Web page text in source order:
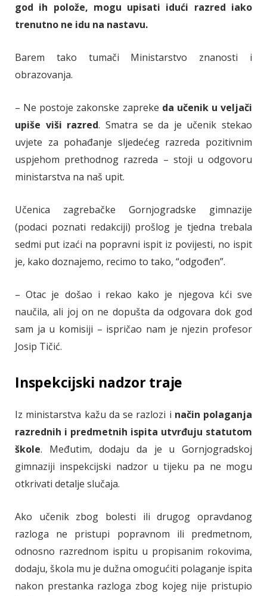
god ih polože, mogu upisati idući razred iako
trenutno ne idu na nastavu.
Barem tako tumači Ministarstvo znanosti i
obrazovanja.
– Ne postoje zakonske zapreke da učenik u veljači
upiše viši razred. Smatra se da je učenik stekao
uvjete za pohađanje sljedećeg razreda pozitivnim
uspjehom prethodnog razreda – stoji u odgovoru
ministarstva na naš upit.
Učenica zagrebačke Gornjogradske gimnazije
(podaci poznati redakciji) prošlog je tjedna trebala
sedmi put izaći na popravni ispit iz povijesti, no ispit
je, kako doznajemo, recimo to tako, “odgođen”.
– Otac je došao i rekao kako je njegova kći sve
naučila, ali joj on ne dopušta da odgovara dok god
sam ja u komisiji – ispričao nam je njezin profesor
Josip Tičić.
Inspekcijski nadzor traje
Iz ministarstva kažu da se razlozi i način polaganja
razrednih i predmetnih ispita utvrđuju statutom
škole. Međutim, dodaju da je u Gornjogradskoj
gimnaziji inspekcijski nadzor u tijeku pa ne mogu
otkrivati detalje slučaja.
Ako učenik zbog bolesti ili drugog opravdanog
razloga ne pristupi popravnom ili predmetnom,
odnosno razrednom ispitu u propisanim rokovima,
dodaju, škola mu je dužna omogućiti polaganje ispita
nakon prestanka razloga zbog kojeg nije pristupio